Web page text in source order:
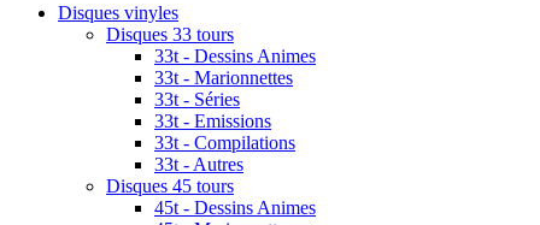
Disques vinyles
Disques 33 tours
33t - Dessins Animes
33t - Marionnettes
33t - Séries
33t - Emissions
33t - Compilations
33t - Autres
Disques 45 tours
45t - Dessins Animes